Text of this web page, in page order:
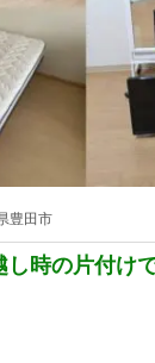
豊田市
し時の片付け